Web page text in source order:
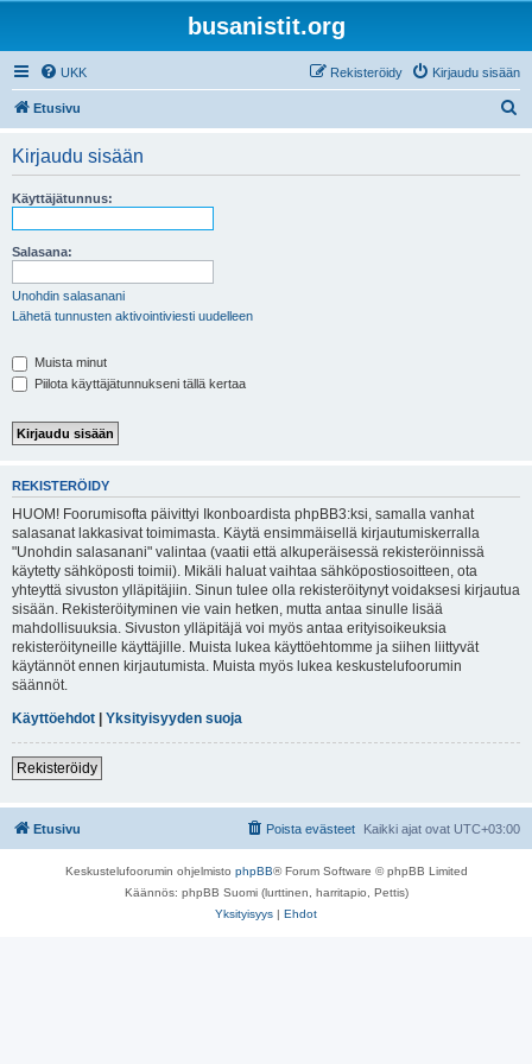
busanistit.org
UKK Kirjaudu sisään
Rekisteröidy
Etusivu
Kirjaudu sisään
Käyttäjätunnus:
Salasana:
Unohdin salasanani
Lähetä tunnusten aktivointiviesti uudelleen
Muista minut
Piilota käyttäjätunnukseni tällä kertaa
REKISTERÖIDY
HUOM! Foorumisofta päivittyi Ikonboardista phpBB3:ksi, samalla vanhat
salasanat lakkasivat toimimasta. Käytä ensimmäisellä kirjautumiskerralla
"Unohdin salasanani" valintaa (vaatii että alkuperäisessä rekisteröinnissä
käytetty sähköposti toimii). Mikäli haluat vaihtaa sähköpostiosoitteen, ota
yhteyttä sivuston ylläpitäjiin. Sinun tulee olla rekisteröitynyt voidaksesi kirjautua
sisään. Rekisteröityminen vie vain hetken, mutta antaa sinulle lisää
mahdollisuuksia. Sivuston ylläpitäjä voi myös antaa erityisoikeuksia
rekisteröityneille käyttäjille. Muista lukea käyttöehtomme ja siihen liittyvät
käytännöt ennen kirjautumista. Muista myös lukea keskustelufoorumin
säännöt.
Käyttöehdot | Yksityisyyden suoja
Rekisteröidy
Etusivu Kaikki ajat ovat UTC+03:00
Poista evästeet
Keskustelufoorumin ohjelmisto phpBB® Forum Software © phpBB Limited
Käännös: phpBB Suomi (lurttinen, harritapio, Pettis)
Yksityisyys | Ehdot